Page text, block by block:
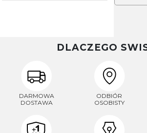
DLACZEGO
DARMOWA
DOSTAWA
ODBIÓR
OSOBISTY